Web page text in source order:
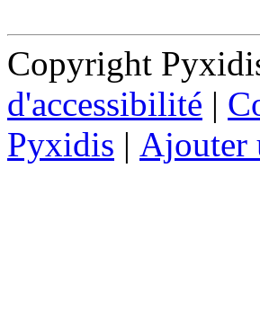
Copyright
d'accessibilité |
Pyxidis | Ajouter